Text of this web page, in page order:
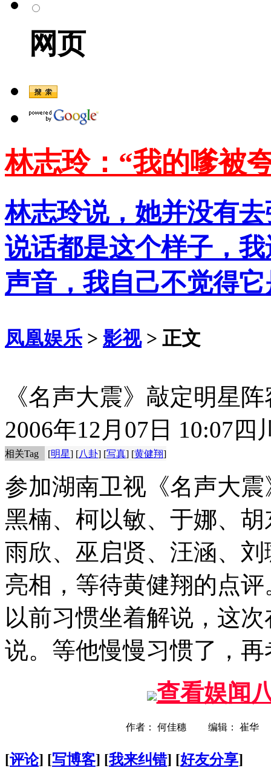
网页
林志玲：“我的嗲被
林志玲说，她并没有
说话都是这个样子，
声音，我自己不觉得
凤凰娱乐 > 影视> 正文
《名声大震》敲定明星
2006年12月07日 10:07四
相关Tag [明星] [八卦] [写真] [黄健翔]
参加湖南卫视《名声大
黑楠、柯以敏、于娜、
雨欣、巫启贤、汪涵、
亮相，等待黄健翔的点
以前习惯坐着解说，这
说。等他慢慢习惯了，
查看娱闻
作者： 何佳穗 编辑： 崔华
[评论] [写博客] [我来纠错] [好友分享]